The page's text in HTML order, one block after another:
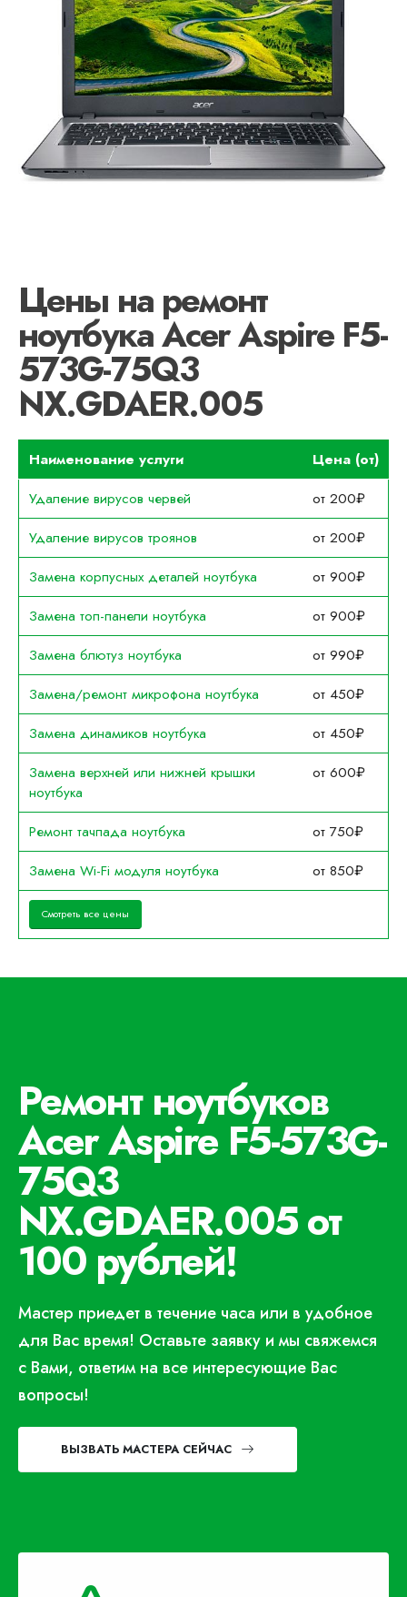
Цены на ремонт
ноутбука Acer Aspire F5-
573G-75Q3
NX.GDAER.005
Наименование услуги
Цена (от)
Удаление вирусов червей
от 200₽
Удаление вирусов троянов
от 200₽
Замена корпусных деталей ноутбука
от 900₽
Замена топ-панели ноутбука
от 900₽
Замена блютуз ноутбука
от 990₽
Замена/ремонт микрофона ноутбука
от 450₽
Замена динамиков ноутбука
от 450₽
Замена верхней или нижней крышки
ноутбука
от 600₽
Ремонт тачпада ноутбука
от 750₽
Замена Wi-Fi модуля ноутбука
от 850₽
Смотреть все цены
Ремонт ноутбуков
Acer Aspire F5-573G-
75Q3
NX.GDAER.005 от
100 рублей!
Мастер приедет в течение часа или в удобное
для Вас время! Оставьте заявку и мы свяжемся
с Вами, ответим на все интересующие Вас
вопросы!
ВЫЗВАТЬ МАСТЕРА СЕЙЧАС